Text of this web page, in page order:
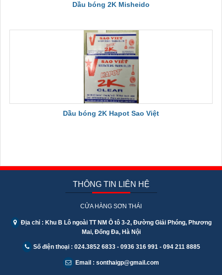
Dầu bóng 2K Misheido
Dầu bóng 2K Hapot Sao Việt
THÔNG TIN LIÊN HỆ
CỬA HÀNG SƠN THÁI
Địa chỉ : Khu B Lô ngoài TT NM Ô tô 3-2, Đường Giải Phóng, Phương
Mai, Đống Đa, Hà Nội
Số điện thoại : 024.3852 6833 - 0936 316 991 - 094 211 8885
Email : sonthaigp@gmail.com